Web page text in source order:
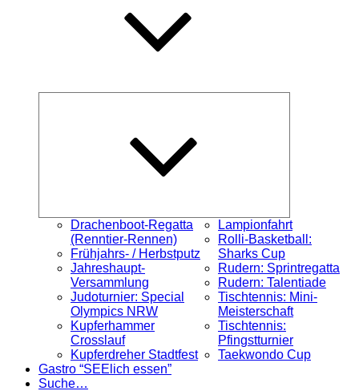
Drachenboot-Regatta
(Renntier-Rennen)
Frühjahrs- / Herbstputz
Jahreshaupt-
Versammlung
Judoturnier: Special
Olympics NRW
Kupferhammer
Crosslauf
Kupferdreher Stadtfest
Lampionfahrt
Rolli-Basketball:
Sharks Cup
Rudern: Sprintregatta
Rudern: Talentiade
Tischtennis: Mini-
Meisterschaft
Tischtennis:
Pfingstturnier
Taekwondo Cup
Gastro “SEElich essen”
Suche…